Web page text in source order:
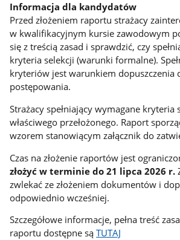
Informacja dla kandydatów
Przed złożeniem raportu strażacy
w kwalifikacyjnym kursie zawodowym
się z treścią zasad i sprawdzić, czy
kryteria selekcji (warunki formalne).
kryteriów jest warunkiem dopuszczenia
postępowania.
Strażacy spełniający wymagane kryteria
właściwego przełożonego. Raport
wzorem stanowiącym załącznik do
Czas na złożenie raportów jest
złożyć w terminie do 21 lipca 2026 r.
zwlekać ze złożeniem dokumentów i
odpowiednio wcześniej.
Szczegółowe informacje, pełna treść
raportu dostępne sąTUTAJ